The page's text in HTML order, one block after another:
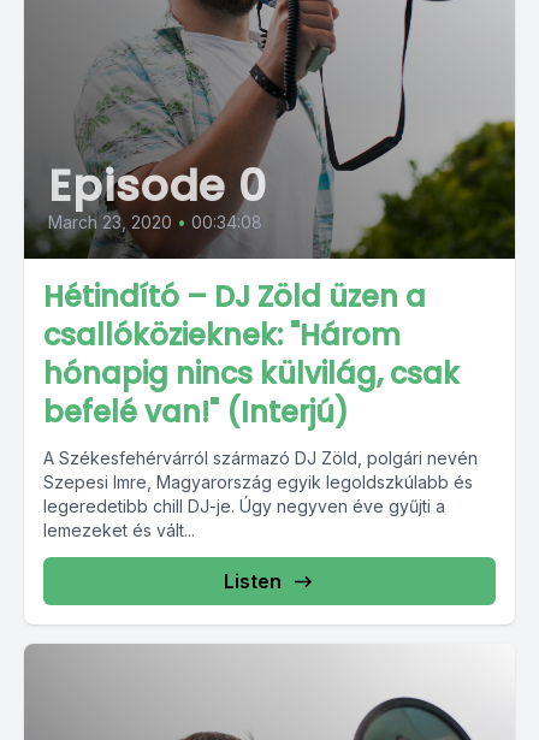
Episode 0
March 23, 2020 • 00:34:08
Hétindító – DJ Zöld üzen a
csallóközieknek: "Három
hónapig nincs külvilág, csak
befelé van!" (Interjú)
A Székesfehérvárról származó DJ Zöld, polgári nevén
Szepesi Imre, Magyarország egyik legoldszkúlabb és
legeredetibb chill DJ-je. Úgy negyven éve gyűjti a
lemezeket és vált...
Listen